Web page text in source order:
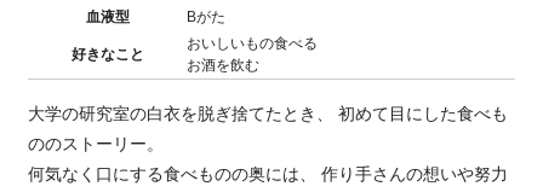
血液型
Bがた
好きなこと
おいしいもの食べる
お酒を飲む
大学の研究室の白衣を脱ぎ捨てたとき、 初めて目にした食べも
ののストーリー。
何気なく口にする食べものの奥には、 作り手さんの想いや努力